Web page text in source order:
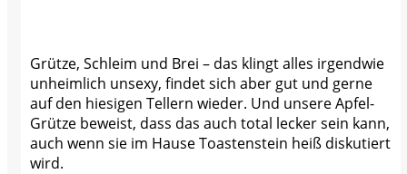
Grütze, Schleim und Brei – das klingt alles irgendwie
unheimlich unsexy, findet sich aber gut und gerne
auf den hiesigen Tellern wieder. Und unsere Apfel-
Grütze beweist, dass das auch total lecker sein kann,
auch wenn sie im Hause Toastenstein heiß diskutiert
wird.